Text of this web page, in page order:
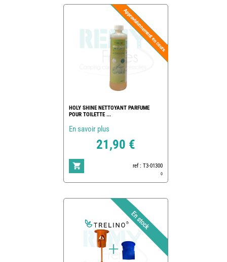
HOLY SHINE NETTOYANT PARFUME
POUR TOILETTE ...
En savoir plus
21,90 €
ref : T3-01300
0